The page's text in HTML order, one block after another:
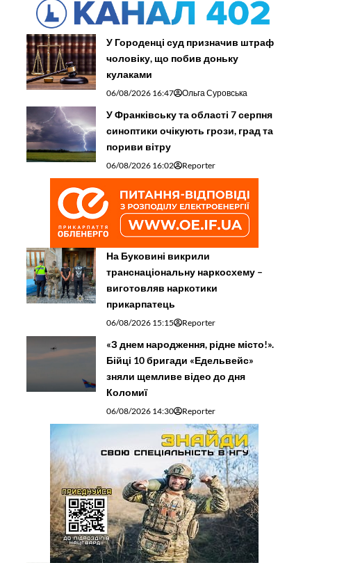
У Городенці суд призначив штраф
чоловіку, що побив доньку
кулаками
06/08/2026 16:47 Ольга Суровська
У Франківську та області 7 серпня
синоптики очікують грози, град та
пориви вітру
06/08/2026 16:02 Reporter
На Буковині викрили
транснаціональну наркосхему –
виготовляв наркотики
прикарпатець
06/08/2026 15:15 Reporter
«З днем народження, рідне місто!».
Бійці 10 бригади «Едельвейс»
зняли щемливе відео до дня
Коломиї
06/08/2026 14:30 Reporter